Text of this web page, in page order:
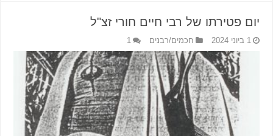
יום פטירתו של רבי חיים חורי זצ"ל
1 ביוני 2024 חכמים/רבנים 1